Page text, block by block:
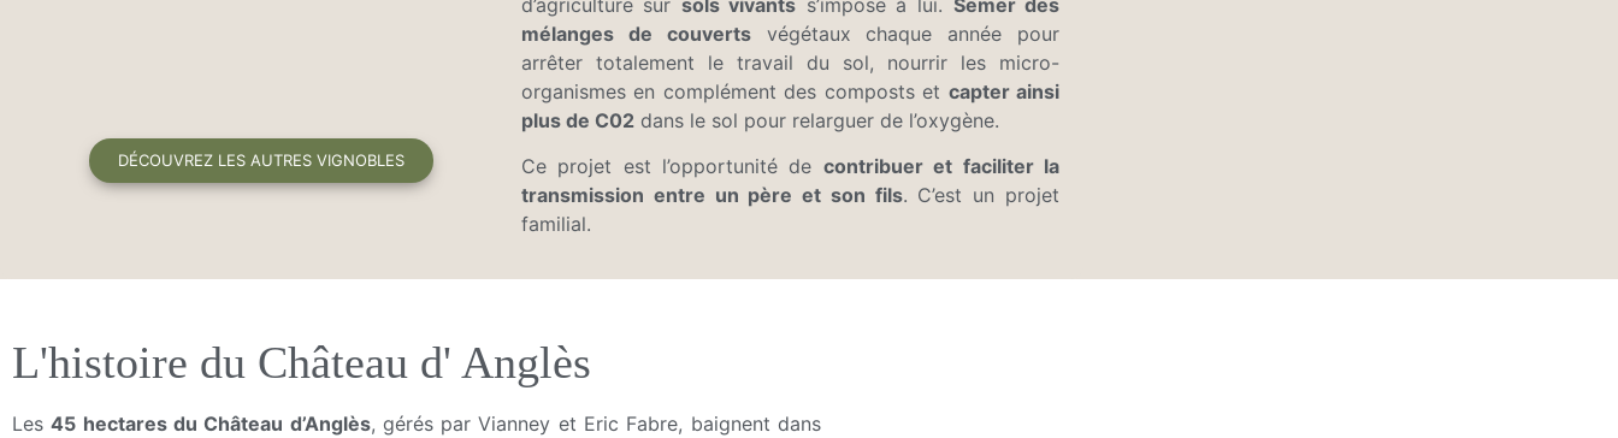
DÉCOUVREZ LES AUTRES VIGNOBLES
mélanges de couvertsvégétaux chaque année pour
arrêter totalement le travail du sol, nourrir les micro-
organismes en complément des composts et capter ainsi
plus de C02 dans le sol pour relarguer de l’oxygène.
Ce projet est l’opportunité de contribuer et faciliter la
transmission entre un père et son fils. C’est un projet
familial.
L'histoire du Château d' Anglès
Les45 hectares du Château d’Anglès, gérés par Vianney et Eric Fabre, baignent dans